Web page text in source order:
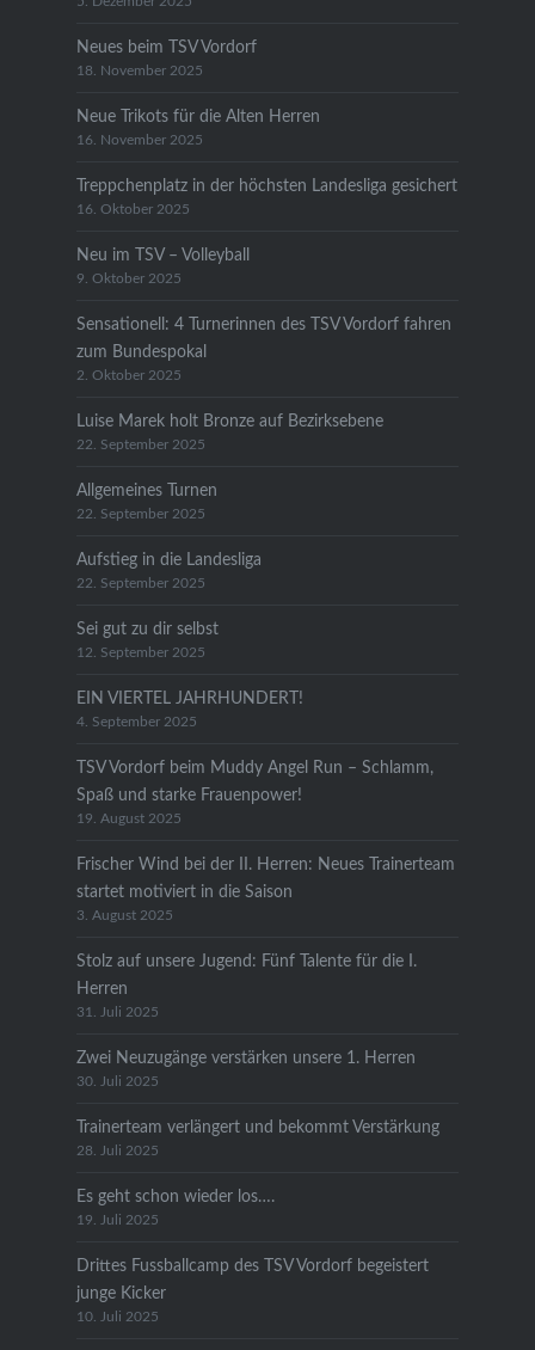
Neues beim TSV Vordorf
18. November 2025
Neue Trikots für die Alten Herren
16. November 2025
Treppchenplatz in der höchsten Landesliga gesichert
16. Oktober 2025
Neu im TSV – Volleyball
9. Oktober 2025
Sensationell: 4 Turnerinnen des TSV Vordorf fahren
zum Bundespokal
2. Oktober 2025
Luise Marek holt Bronze auf Bezirksebene
22. September 2025
Allgemeines Turnen
22. September 2025
Aufstieg in die Landesliga
22. September 2025
Sei gut zu dir selbst
12. September 2025
EIN VIERTEL JAHRHUNDERT!
4. September 2025
TSV Vordorf beim Muddy Angel Run – Schlamm,
Spaß und starke Frauenpower!
19. August 2025
Frischer Wind bei der II. Herren: Neues Trainerteam
startet motiviert in die Saison
3. August 2025
Stolz auf unsere Jugend: Fünf Talente für die I.
Herren
31. Juli 2025
Zwei Neuzugänge verstärken unsere 1. Herren
30. Juli 2025
Trainerteam verlängert und bekommt Verstärkung
28. Juli 2025
Es geht schon wieder los….
19. Juli 2025
Drittes Fussballcamp des TSV Vordorf begeistert
junge Kicker
10. Juli 2025